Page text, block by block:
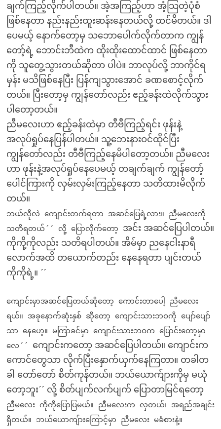
ချက်ကြည့်လိုက်ပါတယ်။ အဲ့အကြည့်ဟာ အံ့သြတဲ့ပုံစံ
ဖြစ်နေတာ နည်းနည်းထူးဆန်းနေတယ်လို့ ထင်မိတယ်။ ဒါ
ပေမယ့် နောက်တော့မှ သဘောပေါက်လိုက်တာက ကျွန်
တော့်ရဲ့ ဘောင်းဘီထဲက ထိုးထိုးထောင်ထာင် ဖြစ်နေတာ
ကို သူတွေ့သွားတယ်ဆိုတာ ပါပဲ။ ဘာလုပ်လို့ ဘာကိုင်ရ
မှန်း မသိဖြစ်နေပြီး ပြန်ကျသွားအောင် ခဏစောင့်လိုက်
တယ်။ ပြီးတော့မှ ကျွန်တော်လည်း ဧည့်ခန်းထဲလိုက်သွား
ပါတော့တယ်။
ညီမလေးဟာ ဧည့်ခန်းထဲမှာ တီဗီကြည့်ရင်း ဖုန်းနဲ့
အလုပ်ရှုပ်နေပြန်ပါတယ်။ သူ့ဘေးနားဝင်ထိုင်ပြီး
ကျွန်တော်လည်း တီဗီကြည့်နေမိပါတော့တယ်။ ညီမလေး
ဟာ ဖုန်းနဲ့အလုပ်ရှုပ်နေပေမယ့် တချက်ချက် ကျွန်တော့်
ပေါင်ကြားကို လှမ်းလှမ်းကြည့်နေတာ သတိထားမိလိုက်
တယ်။
ဘယ်လိုလဲ ကျောင်းတက်ရတာ အဆင်ပြေရဲ့လား။ ညီမလေးကို
သတိရတယ်´´ လို့ ပြောလိုက်တော့ အင်း အဆင်ပြေပါတယ်။
ကိုကို့ကိုလည်း သတိရပါတယ်။ အိမ်မှာ ညနေငါးနာရီ
လောက်အထိ တယောက်တည်း နေနေရတာ ပျင်းတယ်
ကိုကိုရဲ့။ ´´
ကျောင်းမှာအဆင်ပြေတယ်ဆိုတော့ ကောင်းတာပေါ့ ညီမလေး
ရယ်။ အခုနောက်ဆုံးနှစ် ဆိုတော့ ကျောင်းသားဘဝကို ပျော်ပျော်
သာ နေဟေ့။ မကြာခင်မှာ ကျောင်းသားဘဝက ပြောင်းတော့မှာ
လေ´´ ကျောင်းကတော့ အဆင်ပြေပါတယ်။ ကျောင်းက
ကောင်တွေသာ လိုက်ပြီးနှောက်ယှက်နေကြတာ။ တခါတ
ခါ တော်တော် စိတ်ကုန်တယ်။ ဘယ်ယောက်ျားကိုမှ မယုံ
တော့ဘူး´´ လို့ စိတ်ပျက်လက်ပျက် ပြောတာမြင်ရတော့
ညီမလေး ကိုကိုပြောပြမယ်။ ညီမလေးက လှတယ်၊ အရည်အချင်း
ရှိတယ်။ ဘယ်ယောကျ်ားကြောင့်မှာ ညီမလေး မခံစားနဲ့။